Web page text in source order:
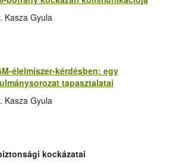
Kasza Gyula
élelmiszer-kérdésben: egy
tapasztalatai
Kasza Gyula
kockázatai